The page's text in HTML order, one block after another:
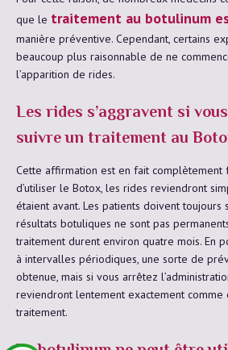
que le traitement au botulinum
manière préventive. Cependant, certains
beaucoup plus raisonnable de ne
l’apparition de rides.
Les rides s’aggravent si
suivre un traitement au
Cette affirmation est en fait complètement
d’utiliser le Botox, les rides reviendront
étaient avant. Les patients doivent
résultats botuliques ne sont pas
traitement durent environ quatre mois. En
à intervalles périodiques, une sorte de
obtenue, mais si vous arrêtez
reviendront lentement exactement
traitement.